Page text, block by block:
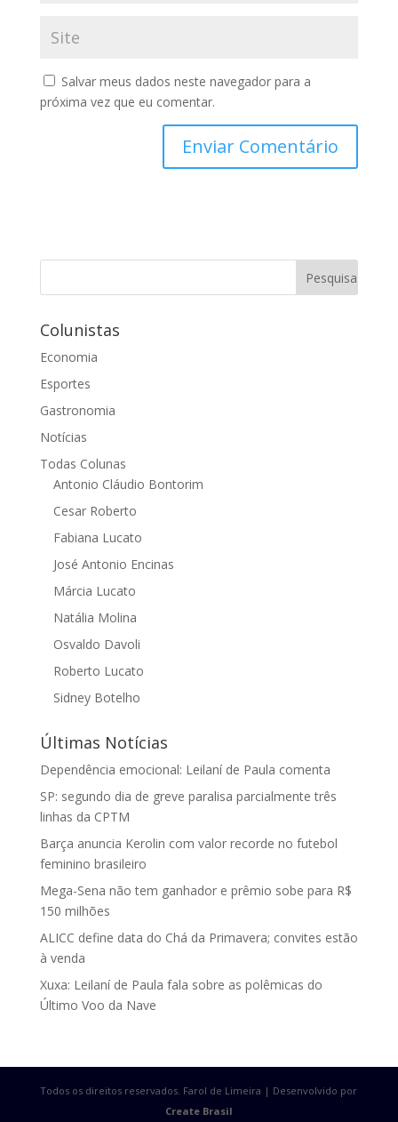
Salvar meus dados neste navegador para a
próxima vez que eu comentar.
Colunistas
Economia
Esportes
Gastronomia
Notícias
Todas Colunas
Antonio Cláudio Bontorim
Cesar Roberto
Fabiana Lucato
José Antonio Encinas
Márcia Lucato
Natália Molina
Osvaldo Davoli
Roberto Lucato
Sidney Botelho
Últimas Notícias
Dependência emocional: Leilaní de Paula comenta
SP: segundo dia de greve paralisa parcialmente três
linhas da CPTM
Barça anuncia Kerolin com valor recorde no futebol
feminino brasileiro
Mega-Sena não tem ganhador e prêmio sobe para R$
150 milhões
ALICC define data do Chá da Primavera; convites estão
à venda
Xuxa: Leilaní de Paula fala sobre as polêmicas do
Último Voo da Nave
Todos os direitos reservados. Farol de Limeira | Desenvolvido por
Create Brasil